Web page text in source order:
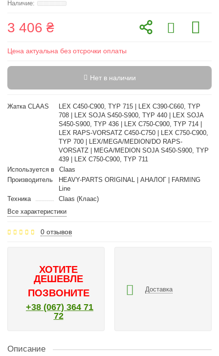
3 406 ₴
Цена актуальна без отсрочки оплаты
Нет в наличии
Жатка CLAAS
LEX C450-C900, TYP 715 | LEX C390-C660, TYP
708 | LEX SOJA S450-S900, TYP 440 | LEX SOJA
S450-S900, TYP 436 | LEX C750-C900, TYP 714 |
LEX RAPS-VORSATZ C450-C750 | LEX C750-C900,
TYP 700 | LEX/MEGA/MEDION/DO RAPS-
VORSATZ | MEGA/MEDION SOJA S450-S900, TYP
439 | LEX C750-C900, TYP 711
Используется в
Claas
Производитель
HEAVY-PARTS ORIGINAL | АНАЛОГ | FARMING
Line
Техника
Claas (Клаас)
Все характеристики
0 отзывов
ХОТИТЕ
ДЕШЕВЛЕ
ПОЗВОНИТЕ
+38 (067) 364 71
72
Доставка
Описание